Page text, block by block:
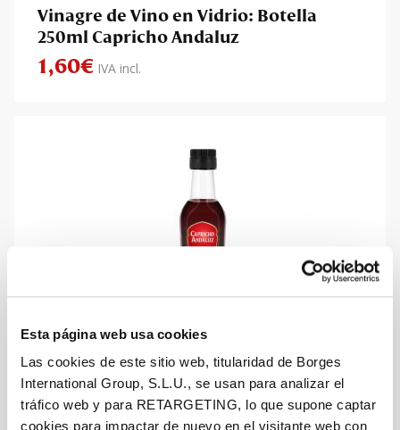
Esta página web usa cookies
Las cookies de este sitio web, titularidad de Borges
International Group, S.L.U., se usan para analizar el
tráfico web y para RETARGETING, lo que supone captar
cookies para impactar de nuevo en el visitante web con
Vinagre de Vino en Vidrio: Botella
250ml Capricho Andaluz
1,60€ IVA incl.
Botella Flavia 250ml 25% RPET Vinagre
de Vino